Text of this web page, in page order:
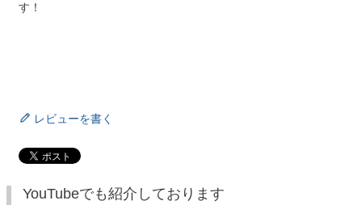
す！
レビューを書く
YouTubeでも紹介しております